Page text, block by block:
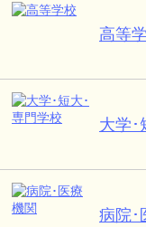
高等
大学･
病院･